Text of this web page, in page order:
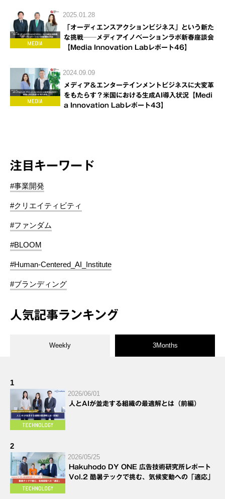
2025.01.28
「オーディエンスアクションビジネス」という新た
な挑戦──メディアイノベーションラボ新春座談会
【Media Innovation Labレポート46】
2024.09.09
メディア＆エンターテインメントビジネスに大変革
をもたらす？米国における生成AI導入状況【Medi
a Innovation Labレポート43】
注目キーワード
#事業開発
#クリエイティビティ
#ファンダム
#BLOOM
#Human-Centered_AI_Institute
#ブランディング
人気記事ランキング
Weekly 3Months
1
2026/06/01
人とAIが並走する組織の最適解とは（前編）
2
2026/05/25
Hakuhodo DY ONE 広告技術研究所レポート
Vol.2 酷暑テックで挑む、気候変動への「適応」